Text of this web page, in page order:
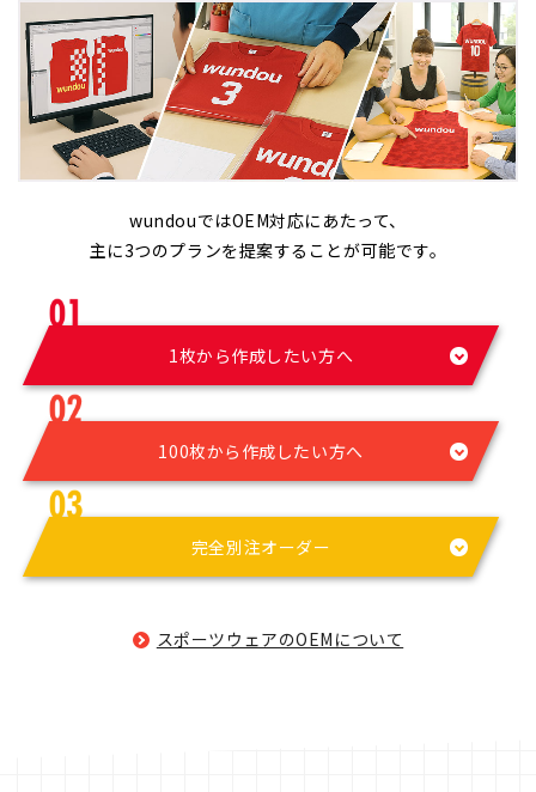
wundouではOEM対応にあたって、
主に3つのプランを提案することが可能です。
1枚から作成したい方へ
100枚から作成したい方へ
完全別注オーダー
スポーツウェアのOEMについて